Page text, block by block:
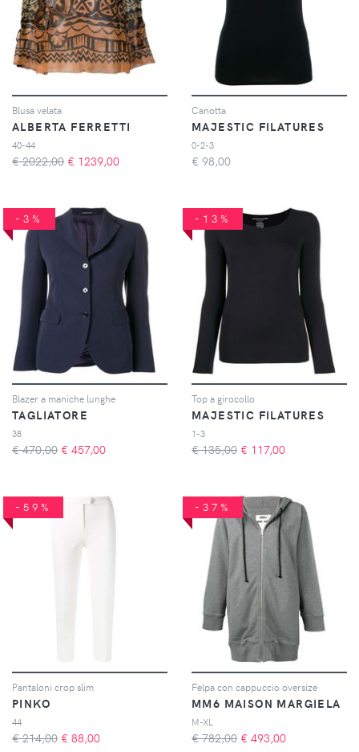
Blusa velata
ALBERTA FERRETTI
40-44
€ 2022,00 € 1239,00
Canotta
MAJESTIC FILATURES
0-2-3
€ 98,00
-3%
Blazer a maniche lunghe
TAGLIATORE
38
€ 470,00 € 457,00
-13%
Top a girocollo
MAJESTIC FILATURES
1-3
€ 135,00 € 117,00
-59%
Pantaloni crop slim
PINKO
44
€ 214,00 € 88,00
-37%
Felpa con cappuccio oversize
MM6 MAISON MARGIELA
M-XL
€ 782,00 € 493,00